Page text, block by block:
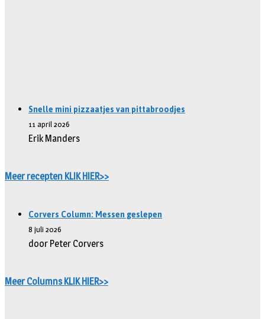
Snelle mini pizzaatjes van pittabroodjes
11 april 2026
Erik Manders
Meer recepten KLIK HIER>>
Corvers Column: Messen geslepen
8 juli 2026
door Peter Corvers
Meer Columns KLIK HIER>>